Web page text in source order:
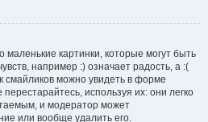
картинки, которые могут быть
например :) означает радость, а :(
смайликов можно увидеть в форме
используя их: они легко
и модератор может
или вообще удалить его.